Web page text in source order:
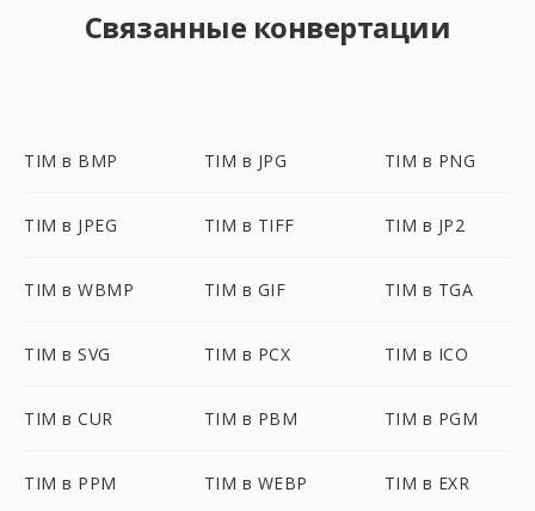
Связанные конвертации
TIM в BMP TIM в JPG TIM в PNG
TIM в JPEG TIM в TIFF TIM в JP2
TIM в WBMP TIM в GIF TIM в TGA
TIM в SVG TIM в PCX TIM в ICO
TIM в CUR TIM в PBM TIM в PGM
TIM в PPM TIM в WEBP TIM в EXR